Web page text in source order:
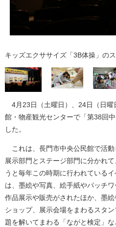
キッズエクササイズ「3B体操」の
4月23日（土曜日）、24日（日曜
館・物産観光センターで「第38回
した。
これは、長門市中央公民館で活動
展示部門とステージ部門に分かれ
うと毎年この時期に行われている
は、墨絵や写真、絵手紙やパッチ
作品展示や販売がされたほか、墨
ショップ、展示会場をまわるスタ
題を解いてまわる「ながと検定」な